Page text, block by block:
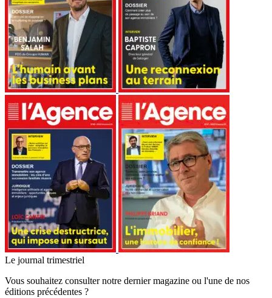
Le journal trimestriel
Vous souhaitez consulter notre dernier magazine ou l'une de nos
éditions précédentes ?